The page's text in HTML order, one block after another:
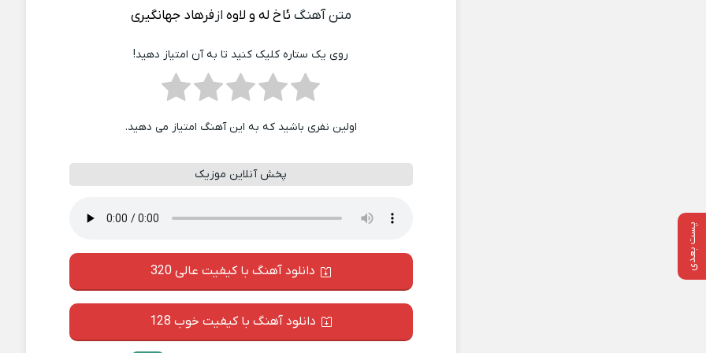
پست بعدی
متن آهنگ ئاخ له و لاوه ازفرهاد جهانگیری
روی یک ستاره کلیک کنید تا به آن امتیاز دهید!
اولین نفری باشید که به این آهنگ امتیاز می دهید.
پخش آنلاین موزیک
دانلود آهنگ با کیفیت عالی 320
دانلود آهنگ با کیفیت خوب 128